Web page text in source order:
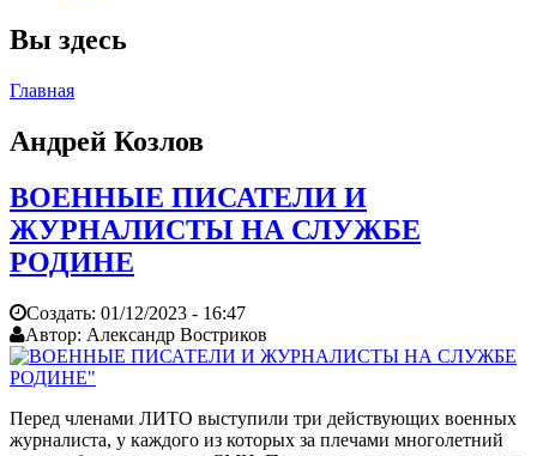
Вы здесь
Главная
Андрей Козлов
ВОЕННЫЕ ПИСАТЕЛИ И
ЖУРНАЛИСТЫ НА СЛУЖБЕ
РОДИНЕ
Создать: 01/12/2023 - 16:47
Автор: Александр Востриков
Перед членами ЛИТО выступили три действующих военных
журналиста, у каждого из которых за плечами многолетний